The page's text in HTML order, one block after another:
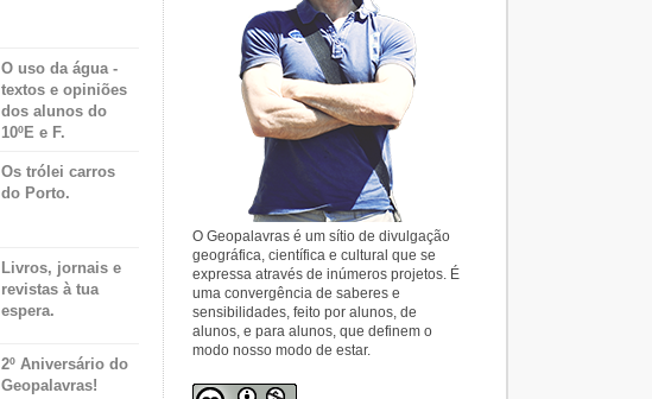
O uso da água -
textos e opiniões
dos alunos do
10ºE e F.
Os trólei carros
do Porto.
Livros, jornais e
revistas à tua
espera.
2º Aniversário do
Geopalavras!
O Geopalavras é um sítio de divulgação
geográfica, científica e cultural que se
expressa através de inúmeros projetos. É
uma convergência de saberes e
sensibilidades, feito por alunos, de
alunos, e para alunos, que definem o
modo nosso modo de estar.